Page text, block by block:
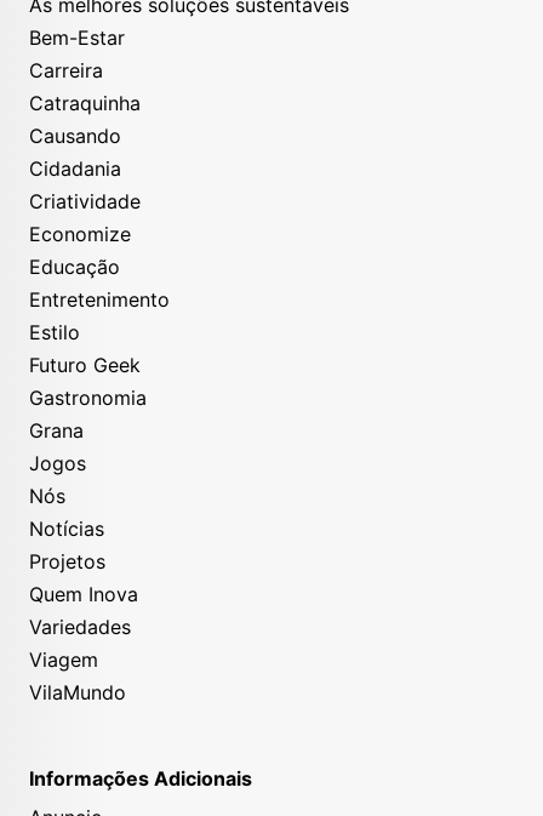
Bem-Estar
Carreira
Catraquinha
Causando
Cidadania
Criatividade
Economize
Educação
Entretenimento
Estilo
Futuro Geek
Gastronomia
Grana
Jogos
Nós
Notícias
Projetos
Quem Inova
Variedades
Viagem
VilaMundo
Informações Adicionais